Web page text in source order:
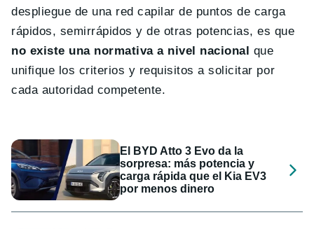
despliegue de una red capilar de puntos de carga
rápidos, semirrápidos y de otras potencias, es que
no existe una normativa a nivel nacional que
unifique los criterios y requisitos a solicitar por
cada autoridad competente.
El BYD Atto 3 Evo da la
sorpresa: más potencia y
carga rápida que el Kia EV3
por menos dinero